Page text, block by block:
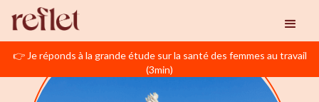
👉 Je réponds à la grande étude sur la santé des femmes au travail
(3min)